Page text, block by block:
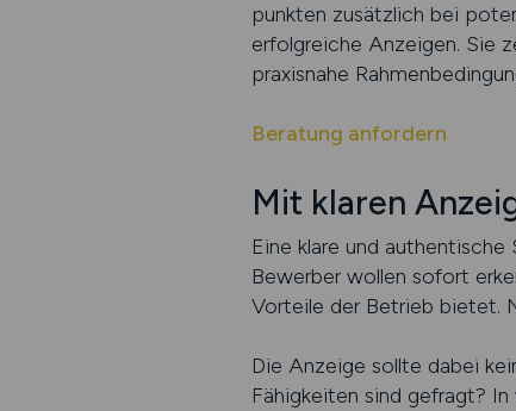
punkten zusätzlich bei
erfolgreiche Anzeigen. Sie
praxisnahe
Beratung anfordern
Mit klaren
Eine klare und
Bewerber wollen sofort
Vorteile der Betrieb bietet.
Die Anzeige sollte dabei
Fähigkeiten sind gefragt?